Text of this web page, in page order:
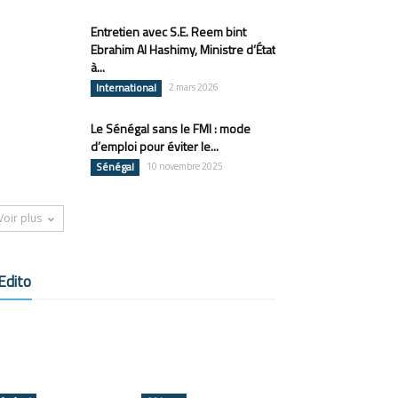
Entretien avec S.E. Reem bint
Ebrahim Al Hashimy, Ministre d’État
à...
International 2 mars 2026
Le Sénégal sans le FMI : mode
d’emploi pour éviter le...
Sénégal 10 novembre 2025
plus